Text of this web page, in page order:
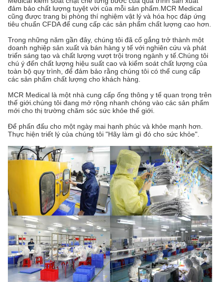
đảm bảo chất lượng tuyệt vời của mỗi sản phẩm.MCR Medical
cũng được trang bị phòng thí nghiệm vật lý và hóa học đáp ứng
tiêu chuẩn CFDA để cung cấp các sản phẩm chất lượng cao hơn.
Trong những năm gần đây, chúng tôi đã cố gắng trở thành một
doanh nghiệp sản xuất và bán hàng y tế với nghiên cứu và phát
triển sáng tạo và chất lượng vượt trội trong ngành y tế.Chúng tôi
chú ý đến chất lượng hiệu suất cao và kiểm soát chất lượng của
toàn bộ quy trình, để đảm bảo rằng chúng tôi có thể cung cấp
các sản phẩm chất lượng cho khách hàng.
MCR Medical là một nhà cung cấp ống thông y tế quan trọng trên
thế giới.chúng tôi đang mở rộng nhanh chóng vào các sản phẩm
mới cho thị trường chăm sóc sức khỏe thế giới.
Để phấn đấu cho một ngày mai hạnh phúc và khỏe mạnh hơn.
Thực hiện triết lý của chúng tôi "Hãy làm gì đó cho sức khỏe".